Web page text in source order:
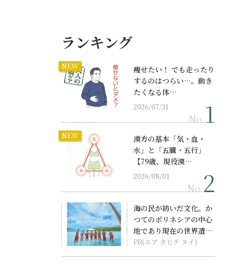
ランキング
NEW
痩せたい！ でも走ったり
するのはつらい…。動き
たくなる体…
2026/07/31
No.
NEW
漢方の基本「気・血・
水」と「五臓・五行」
【79歳、現役漢…
2026/08/01
No.
海の民が紡いだ文化。か
つてのポリネシアの中心
地であり現在の世界遺産
からみえてくる...
PR(エア タヒチ ヌイ)